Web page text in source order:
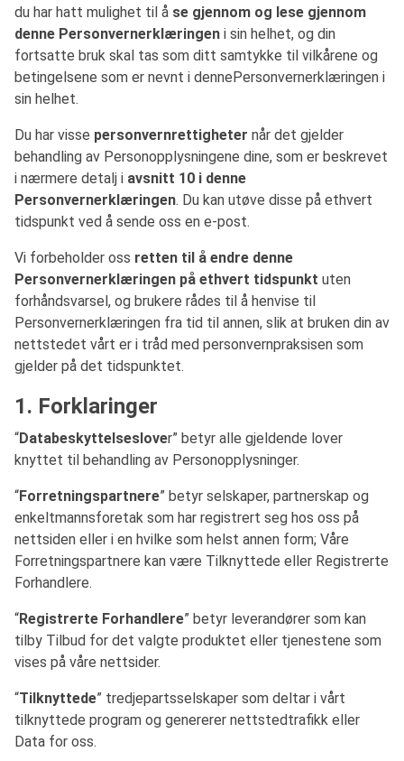
du har hatt mulighet til å se gjennom og lese gjennom
denne Personvernerklæringen i sin helhet, og din
fortsatte bruk skal tas som ditt samtykke til vilkårene og
betingelsene som er nevnt i dennePersonvernerklæringen i
sin helhet.
Du har visse personvernrettigheter når det gjelder
behandling av Personopplysningene dine, som er beskrevet
i nærmere detalj i avsnitt 10 i denne
Personvernerklæringen. Du kan utøve disse på ethvert
tidspunkt ved å sende oss en e-post.
Vi forbeholder oss retten til å endre denne
Personvernerklæringen på ethvert tidspunkt uten
forhåndsvarsel, og brukere rådes til å henvise til
Personvernerklæringen fra tid til annen, slik at bruken din av
nettstedet vårt er i tråd med personvernpraksisen som
gjelder på det tidspunktet.
1. Forklaringer
“Databeskyttelseslover” betyr alle gjeldende lover
knyttet til behandling av Personopplysninger.
“Forretningspartnere” betyr selskaper, partnerskap og
enkeltmannsforetak som har registrert seg hos oss på
nettsiden eller i en hvilke som helst annen form; Våre
Forretningspartnere kan være Tilknyttede eller Registrerte
Forhandlere.
“Registrerte Forhandlere” betyr leverandører som kan
tilby Tilbud for det valgte produktet eller tjenestene som
vises på våre nettsider.
“Tilknyttede” tredjepartsselskaper som deltar i vårt
tilknyttede program og genererer nettstedtrafikk eller
Data for oss.